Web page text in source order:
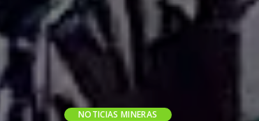
NOTICIAS MINERAS